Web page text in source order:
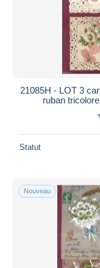
21085H - LOT 3
ruban
Statut
Nouveau